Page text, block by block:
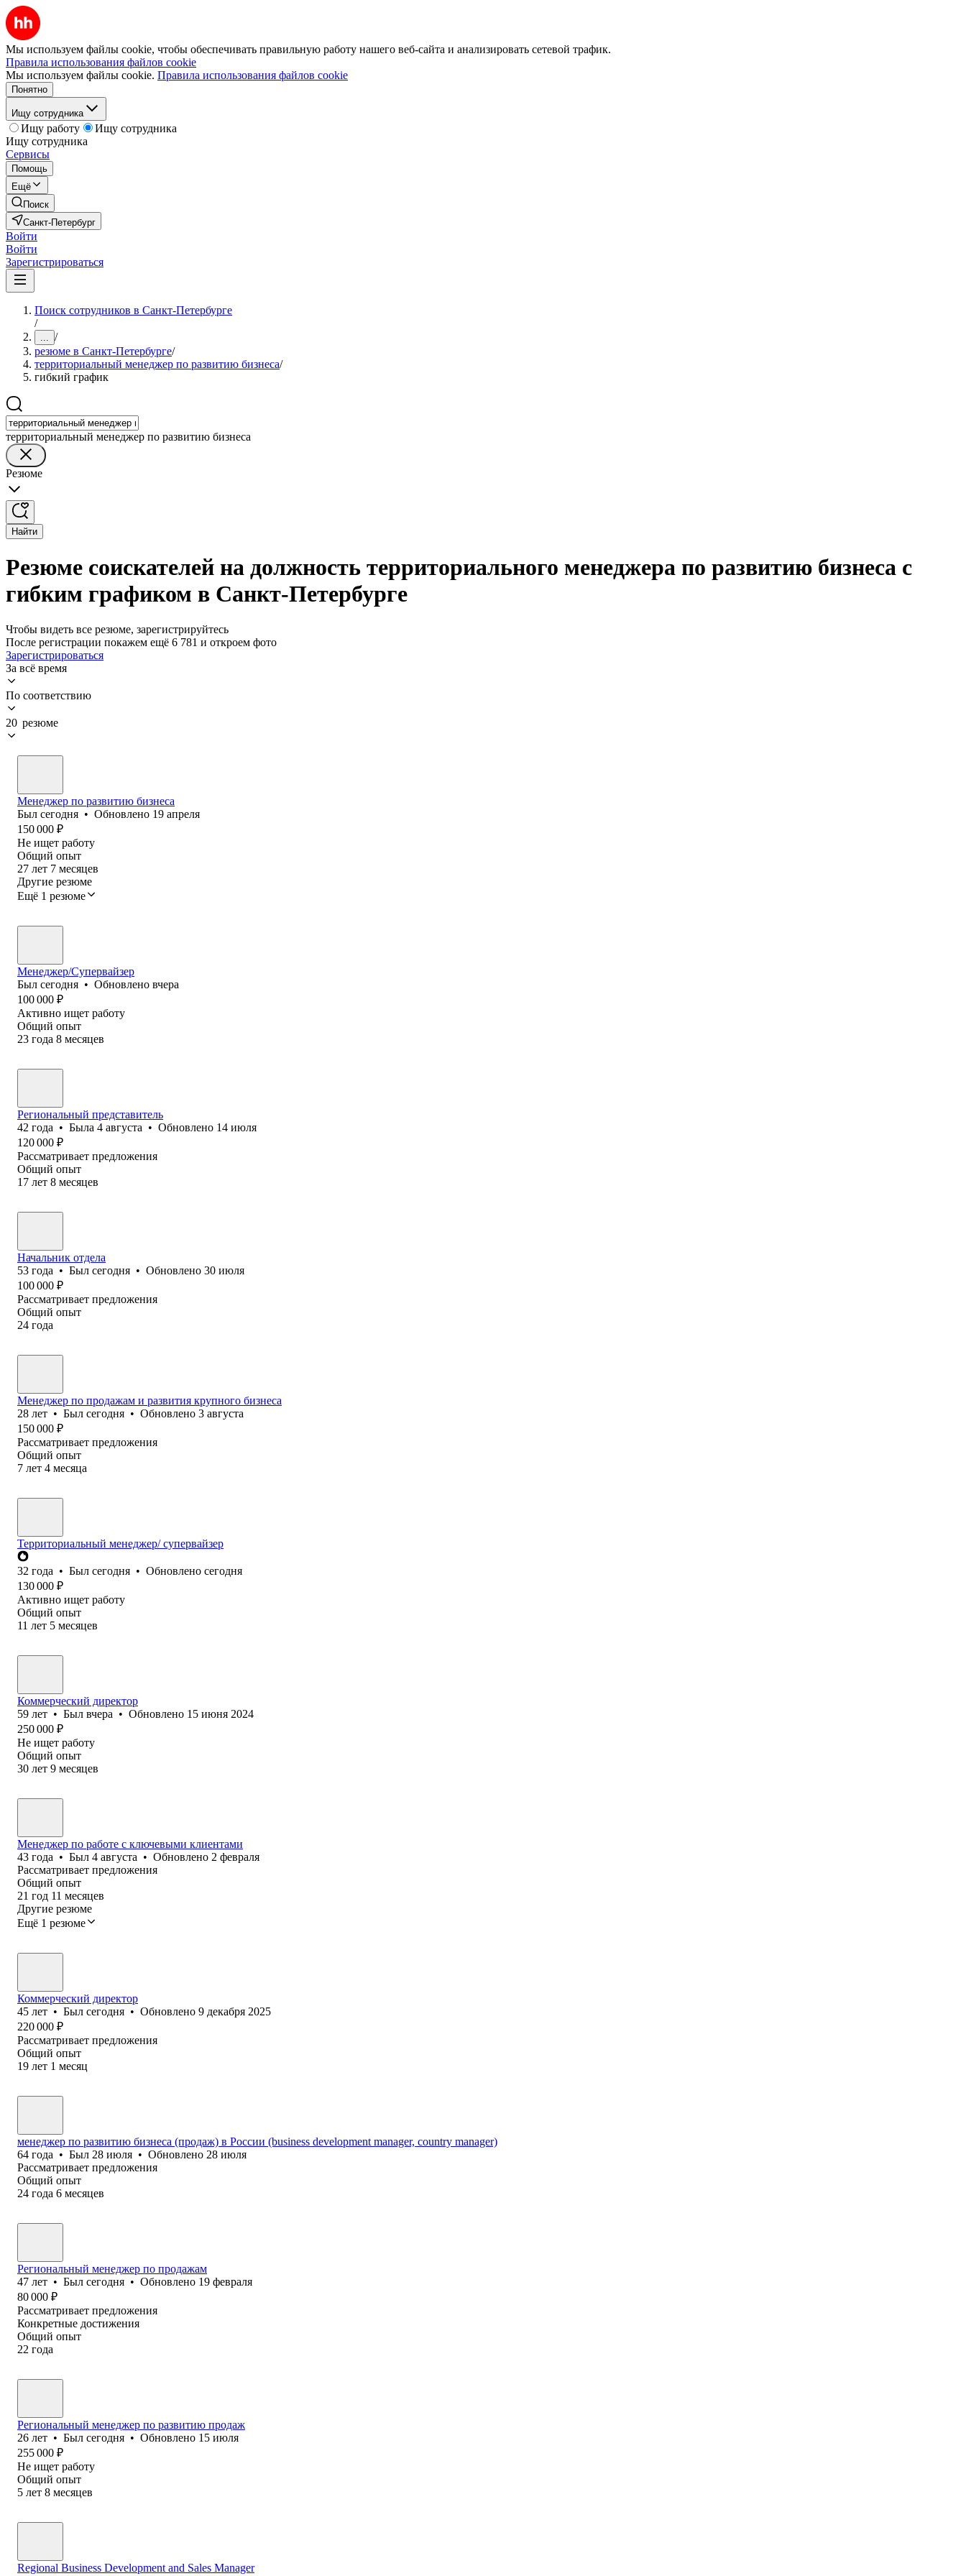
Мы используем файлы cookie, чтобы обеспечивать правильную работу нашего веб-сайта и анализировать сетевой трафик.
Правила использования файлов cookie
Мы используем файлы cookie. Правила использования файлов cookie
Понятно
Ищу сотрудника
Ищу работу
Ищу сотрудника
Ищу сотрудника
Сервисы
Помощь
Ещё
Поиск
Санкт-Петербург
Войти
Войти
Зарегистрироваться
Поиск сотрудников в Санкт-Петербурге
/
... /
резюме в Санкт-Петербурге/
территориальный менеджер по развитию бизнеса/
гибкий график
территориальный менеджер по развитию бизнеса
Резюме
Найти
Резюме соискателей на должность территориального менеджера по развитию бизнеса с
гибким графиком в Санкт-Петербурге
Чтобы видеть все резюме, зарегистрируйтесь
После регистрации покажем ещё 6 781 и откроем фото
Зарегистрироваться
За всё время
По соответствию
20 резюме
Менеджер по развитию бизнеса
Был сегодня • Обновлено 19 апреля
150 000 ₽
Не ищет работу
Общий опыт
27 лет 7 месяцев
Другие резюме
Ещё 1 резюме
Менеджер/Супервайзер
Был сегодня • Обновлено вчера
100 000 ₽
Активно ищет работу
Общий опыт
23 года 8 месяцев
Региональный представитель
42 года • Была 4 августа • Обновлено 14 июля
120 000 ₽
Рассматривает предложения
Общий опыт
17 лет 8 месяцев
Начальник отдела
53 года • Был сегодня • Обновлено 30 июля
100 000 ₽
Рассматривает предложения
Общий опыт
24 года
Менеджер по продажам и развития крупного бизнеса
28 лет • Был сегодня • Обновлено 3 августа
150 000 ₽
Рассматривает предложения
Общий опыт
7 лет 4 месяца
Территориальный менеджер/ супервайзер
32 года • Был сегодня • Обновлено сегодня
130 000 ₽
Активно ищет работу
Общий опыт
11 лет 5 месяцев
Коммерческий директор
59 лет • Был вчера • Обновлено 15 июня 2024
250 000 ₽
Не ищет работу
Общий опыт
30 лет 9 месяцев
Менеджер по работе с ключевыми клиентами
43 года • Был 4 августа • Обновлено 2 февраля
Рассматривает предложения
Общий опыт
21 год 11 месяцев
Другие резюме
Ещё 1 резюме
Коммерческий директор
45 лет • Был сегодня • Обновлено 9 декабря 2025
220 000 ₽
Рассматривает предложения
Общий опыт
19 лет 1 месяц
менеджер по развитию бизнеса (продаж) в России (business development manager, country manager)
64 года • Был 28 июля • Обновлено 28 июля
Рассматривает предложения
Общий опыт
24 года 6 месяцев
Региональный менеджер по продажам
47 лет • Был сегодня • Обновлено 19 февраля
80 000 ₽
Рассматривает предложения
Конкретные достижения
Общий опыт
22 года
Региональный менеджер по развитию продаж
26 лет • Был сегодня • Обновлено 15 июля
255 000 ₽
Не ищет работу
Общий опыт
5 лет 8 месяцев
Regional Business Development and Sales Manager